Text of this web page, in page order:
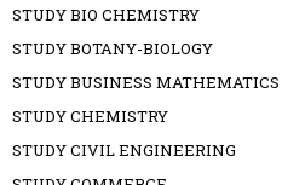
STUDY BIO CHEMISTRY
STUDY BOTANY-BIOLOGY
STUDY BUSINESS MATHEMATICS
STUDY CHEMISTRY
STUDY CIVIL ENGINEERING